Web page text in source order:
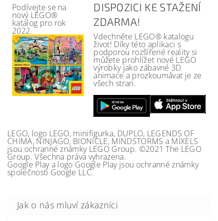
Podívejte se na
nový LEGO®
katalog pro rok
2022.
DISPOZICI KE STAŽENÍ
ZDARMA!
Vdechněte LEGO® katalogu
život! Díky této aplikaci s
podporou rozšířené reality si
můžete prohlížet nové LEGO
výrobky jako zábavné 3D
animace a prozkoumávat je ze
všech stran.
LEGO, logo LEGO, minifigurka, DUPLO, LEGENDS OF
CHIMA, NINJAGO, BIONICLE, MINDSTORMS a MIXELS
jsou ochranné známky LEGO Group. ©2021 The LEGO
Group. Všechna práva vyhrazena.
Google Play a logo Google Play jsou ochranné známky
společnosti Google LLC.